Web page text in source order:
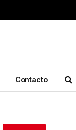
Contacto